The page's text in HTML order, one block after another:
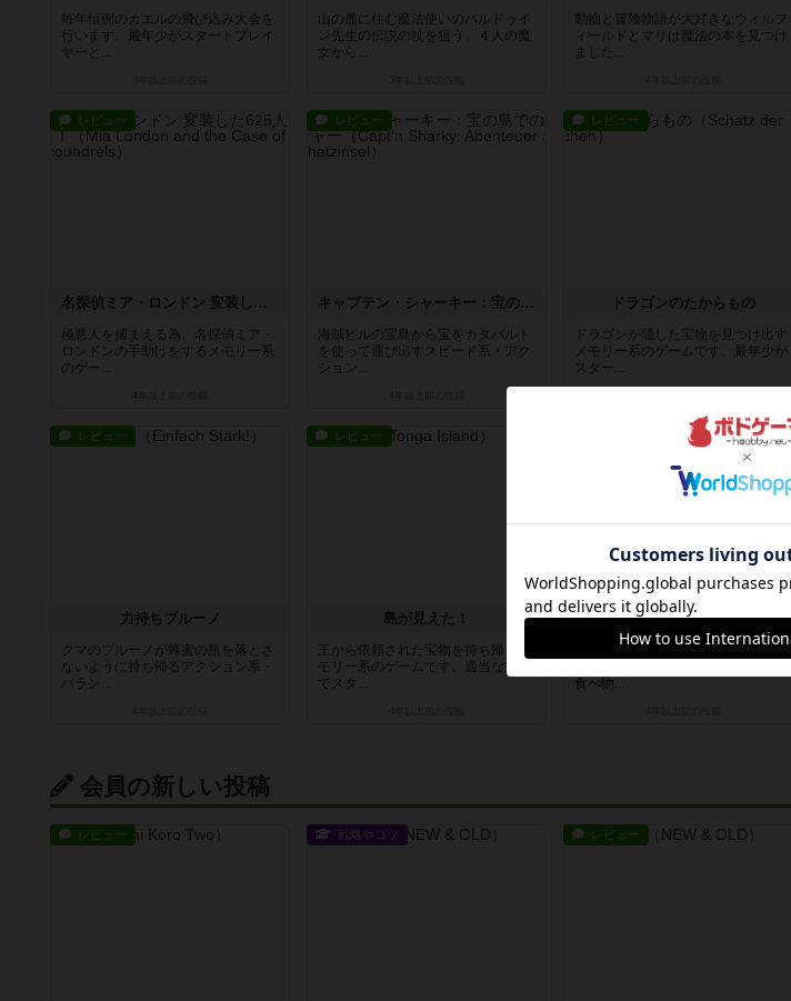
毎年恒例のカエルの飛び込み大会を
行います。最年少がスタートプレイ
ヤーと...
山の麓に住む魔法使いのバルドゥイ
ン先生の伝説の杖を狙う、４人の魔
女から...
動物と冒険物語が大好きなウィルフ
ィールドとマリは魔法の本を見つけ
ました...
レビュー
名探偵ミア・ロンドン 変装した625人の悪党ども！
極悪人を捕まえる為、名探偵ミア・
ロンドンの手助けをするメモリー系
のゲー...
レビュー
キャプテン・シャーキー：宝の島でのアドベンチャー
海賊ビルの宝島から宝をカタパルト
を使って運び出すスピード系・アク
ション...
レビュー
ドラゴンのたからもの
ドラゴンが隠した宝物を見つけ出す
メモリー系のゲームです。最年少が
スター...
レビュー
力持ちブルーノ
クマのブルーノが蜂蜜の瓶を落とさ
ないように持ち帰るアクション系・
バラン...
レビュー
島が見えた！
王から依頼された宝物を持ち帰るメ
モリー系のゲームです。適当な方法
でスタ...
チャーリーのキッチン / マウスマウス
食べ物...
会員の新しい投稿
レビュー 戦略やコツ レビュー